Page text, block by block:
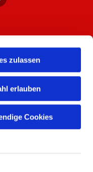
zulassen
erlauben
Cookies